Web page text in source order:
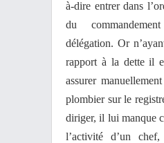
à-dire entrer dans
du
délégation. Or
rapport à la dette il
assurer
plombier sur le
diriger, il lui manque
l’activité d’un chef,